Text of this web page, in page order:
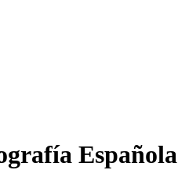
Española